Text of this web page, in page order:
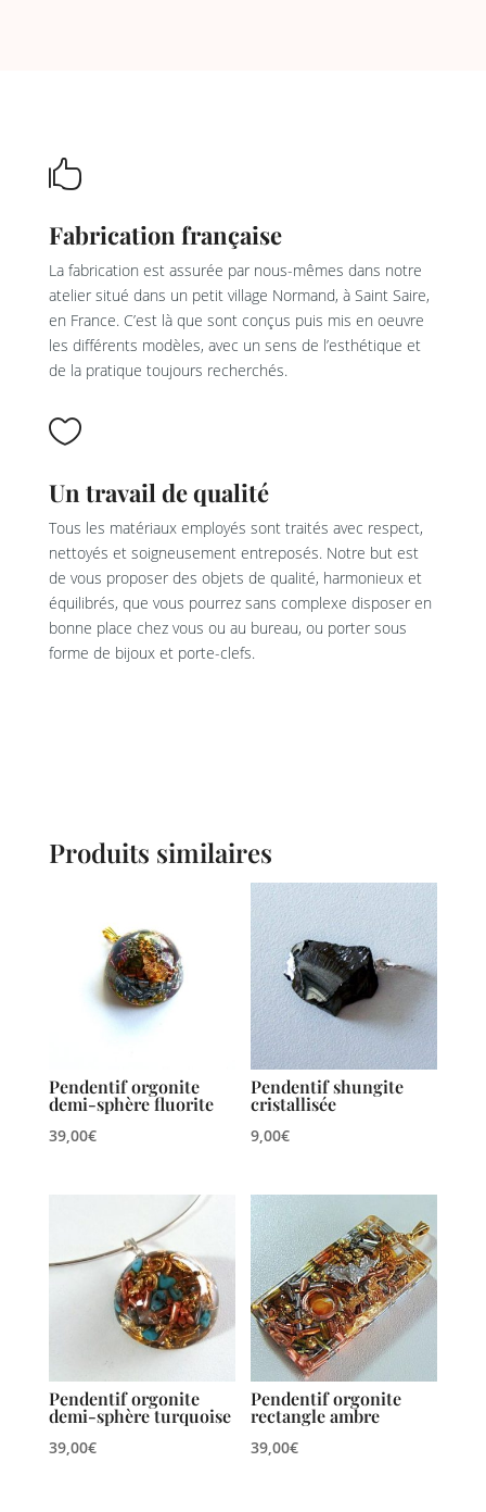

Fabrication française
La fabrication est assurée par nous-mêmes dans notre
atelier situé dans un petit village Normand, à Saint Saire,
en France. C’est là que sont conçus puis mis en oeuvre
les différents modèles, avec un sens de l’esthétique et
de la pratique toujours recherchés.

Un travail de qualité
Tous les matériaux employés sont traités avec respect,
nettoyés et soigneusement entreposés. Notre but est
de vous proposer des objets de qualité, harmonieux et
équilibrés, que vous pourrez sans complexe disposer en
bonne place chez vous ou au bureau, ou porter sous
forme de bijoux et porte-clefs.
Produits similaires
Pendentif orgonite
demi-sphère fluorite
39,00€
Pendentif shungite
cristallisée
9,00€
Pendentif orgonite
demi-sphère turquoise
39,00€
Pendentif orgonite
rectangle ambre
39,00€